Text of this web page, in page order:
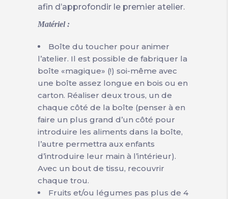
afin d’approfondir le premier atelier.
Matériel :
Boîte du toucher pour animer
l’atelier. Il est possible de fabriquer la
boîte «magique» (!) soi-même avec
une boîte assez longue en bois ou en
carton. Réaliser deux trous, un de
chaque côté de la boîte (penser à en
faire un plus grand d’un côté pour
introduire les aliments dans la boîte,
l’autre permettra aux enfants
d’introduire leur main à l’intérieur).
Avec un bout de tissu, recouvrir
chaque trou.
Fruits et/ou légumes pas plus de 4